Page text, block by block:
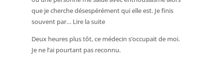
que je cherche désespérément qui elle est. Je finis
souvent par… Lire la suite:
ne
pouvais
Deux heures plus tôt, ce médecin s’occupait de moi.
Je ne l’ai pourtant pas reconnu.